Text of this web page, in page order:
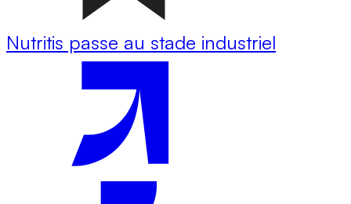
Nutritis passe au stade industriel